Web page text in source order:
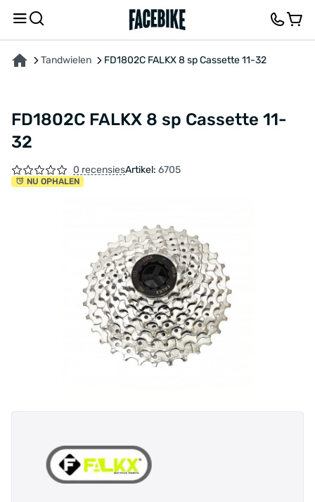
Tandwielen FD1802C FALKX 8 sp Cassette 11-32
FD1802C FALKX 8 sp Cassette 11-
32
0 recensiesArtikel: 6705
NU OPHALEN
OVER HET PRODUCT KENMERKENFEEDBACK EN VRAGEN